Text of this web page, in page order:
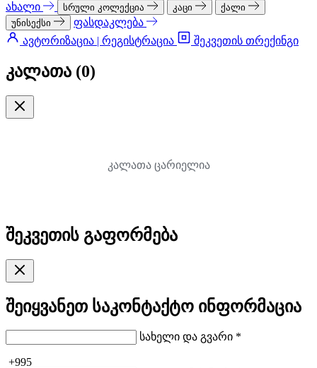
ახალი სრული კოლექცია კაცი
ქალი
უნისექსი
ფასდაკლება
ავტორიზაცია | რეგისტრაცია
შეკვეთის თრექინგი
კალათა (0)
კალათა ცარიელია
შეკვეთის გაფორმება
შეიყვანეთ საკონტაქტო ინფორმაცია
სახელი და გვარი *
+995